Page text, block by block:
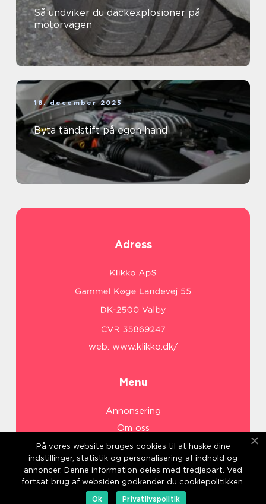
Så undviker du däckexplosioner på
motorvägen
18. december 2025
Byta tändstift på egen hand
Adress
web: www.klikko.dk/
Menu
Annonsering
Om oss
Cookies
Kontakta oss
Sitemap
På vores website bruges cookies til at huske dine
indstillinger, statistik og personalisering af indhold og
annoncer. Denne information deles med tredjepart. Ved
fortsat brug af websiden godkender du cookiepolitikken.
Ok
Privatlivspolitik